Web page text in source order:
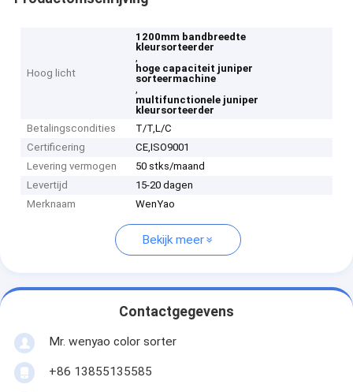
Hoog licht
1200mm bandbreedte
kleursorteerder
,
hoge capaciteit juniper
sorteermachine
,
multifunctionele juniper
kleursorteerder
Betalingscondities
T/T,L/C
Certificering
CE,ISO9001
Levering vermogen
50 stks/maand
Levertijd
15-20 dagen
Merknaam
WenYao
Bekijk meer
Contactgegevens
Mr. wenyao color sorter
+86 13855135585